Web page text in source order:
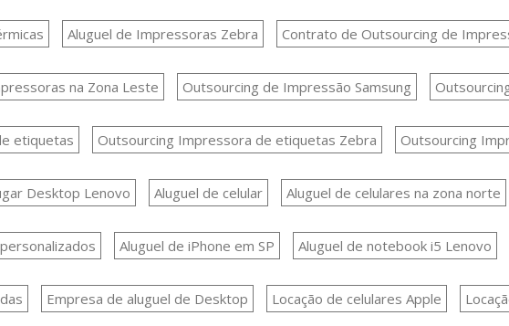
Aluguel de Impressoras Zebra Contrato de Outsourcing de
na Zona Leste Outsourcing de Impressão Samsung
etiquetas Outsourcing Impressora de etiquetas Zebra Outsourcing
Desktop Lenovo Aluguel de celular Aluguel de celulares na zona norte
Aluguel de iPhone em SP Aluguel de notebook i5 Lenovo
Empresa de aluguel de Desktop Locação de celulares Apple